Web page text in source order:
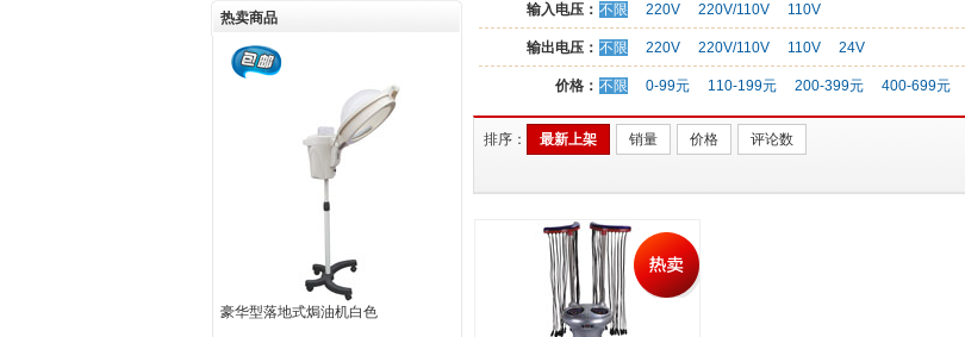
热卖商品
豪华型落地式焗油机白色
输入电压： 不限 220V 220V/110V 110V
输出电压： 不限 220V 220V/110V 110V 24V
价格： 不限 0-99元 110-199元 200-399元 400-699元
排序： 最新上架 销量 价格
评论数